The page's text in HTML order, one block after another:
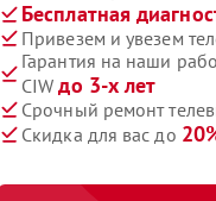
Бесплатная
Привезем и увезем
Гарантия на наши
CIWдо 3-х лет
Срочный ремонт
Скидка для вас до